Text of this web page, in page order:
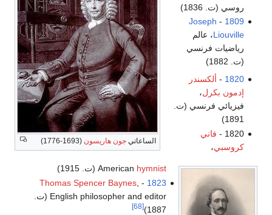
الساعاتي جون هاريسون (1693-1776)
روسي (ت. 1836)
1809
-
Joseph
Liouville، عالم
رياضيات فرنسي
(ت. 1882)
1820
- ألكسندر
إدمون بكرل،
فيزيائي فرنسي (ت.
1891)
1820 -
فاني
كروسبي،
American hymnist
(ت. 1915)
1823
-
Thomas Spencer Baynes
English philosopher and editor (ت.
1887)
[68]